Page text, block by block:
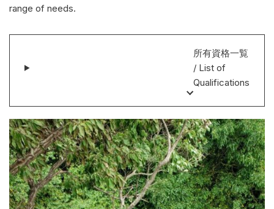
range of needs.
所有資格一覧
/ List of
Qualifications